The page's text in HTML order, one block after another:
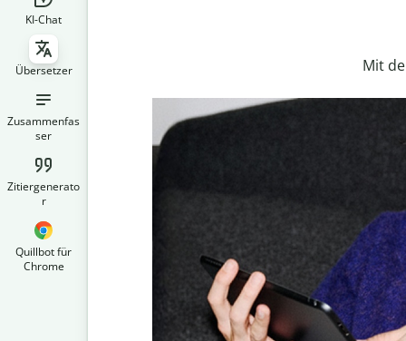
KI-Chat
Übersetzer
Zusammenfas
ser
Zitiergenerato
r
Quillbot für
Chrome
Mit